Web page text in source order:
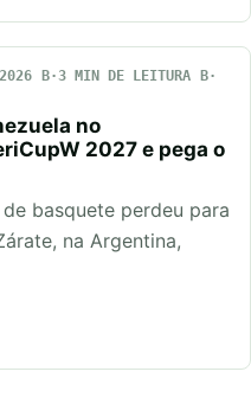
3 MIN DE LEITURA
no
2027 e pega o
basquete perdeu para
na Argentina,